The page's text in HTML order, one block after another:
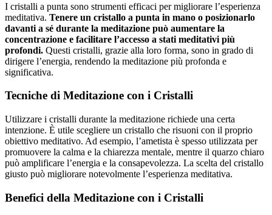
I cristalli a punta sono strumenti efficaci per migliorare l’esperienza
meditativa. Tenere un cristallo a punta in mano o posizionarlo
davanti a sé durante la meditazione può aumentare la
concentrazione e facilitare l’accesso a stati meditativi più
profondi. Questi cristalli, grazie alla loro forma, sono in grado di
dirigere l’energia, rendendo la meditazione più profonda e
significativa.
Tecniche di Meditazione con i Cristalli
Utilizzare i cristalli durante la meditazione richiede una certa
intenzione. È utile scegliere un cristallo che risuoni con il proprio
obiettivo meditativo. Ad esempio, l’ametista è spesso utilizzata per
promuovere la calma e la chiarezza mentale, mentre il quarzo chiaro
può amplificare l’energia e la consapevolezza. La scelta del cristallo
giusto può migliorare notevolmente l’esperienza meditativa.
Benefici della Meditazione con i Cristalli